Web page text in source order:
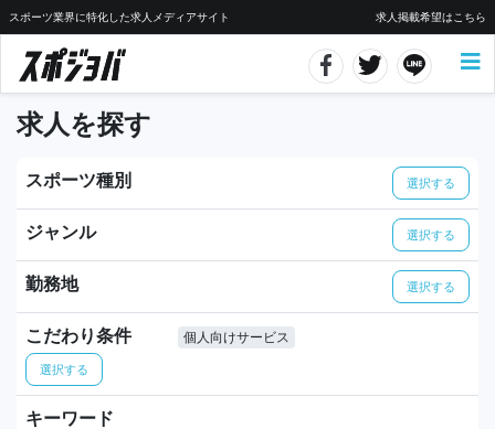
スポーツ業界に特化した求人メディアサイト 求人掲載希望はこちら
求人を探す
スポーツ種別 選択する
ジャンル 選択する
勤務地 選択する
こだわり条件
選択する
個人向けサービス
キーワード